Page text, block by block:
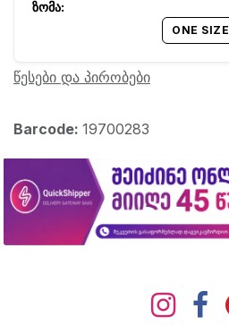
ONE SIZE
წესები და პირობები
Barcode: 19700283